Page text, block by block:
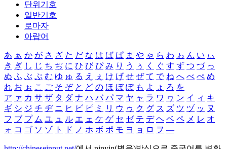
단위기호
일반기호
로마자
아랍어
あ ぁ か が さ ざ た だ な は ば ぱ ま や ゃ ら わ ゎ ん い ぃ
き ぎ し じ ち ぢ に ひ び ぴ み り う ぅ く ぐ す ず つ づ っ
ぬ ふ ぶ ぷ む ゆ ゅ る え ぇ け げ せ ぜ て で ね へ べ ぺ め
れ お ぉ こ ご そ ぞ と ど の ほ ぼ ぽ も よ ょ ろ を
ア ァ カ サ ザ タ ダ ナ ハ バ パ マ ヤ ャ ラ ワ ヮ ン イ ィ キ
ギ シ ジ チ ヂ ニ ヒ ビ ピ ミ リ ウ ゥ ク グ ス ズ ツ ヅ ッ ヌ
フ ブ プ ム ユ ュ ル エ ェ ケ ゲ セ ゼ テ デ ヘ ベ ペ メ レ オ
ォ コ ゴ ソ ゾ ト ド ノ ホ ボ ポ モ ヨ ョ ロ ヲ ―